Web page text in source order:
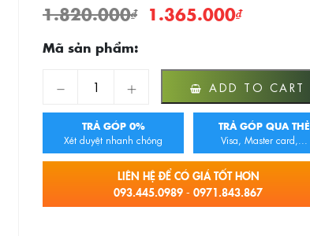
1.820.000₫ 1.365.000₫
Mã sản phẩm:
03119-7Z-1 Lô Giấy Vệ Sinh JOMOO quantity
ADD TO CART
TRẢ GÓP 0%
Xét duyệt nhanh chóng
TRẢ GÓP QUA THẺ
Visa, Master card,...
LIÊN HỆ ĐỂ CÓ GIÁ TỐT HƠN
093.445.0989 - 0971.843.867